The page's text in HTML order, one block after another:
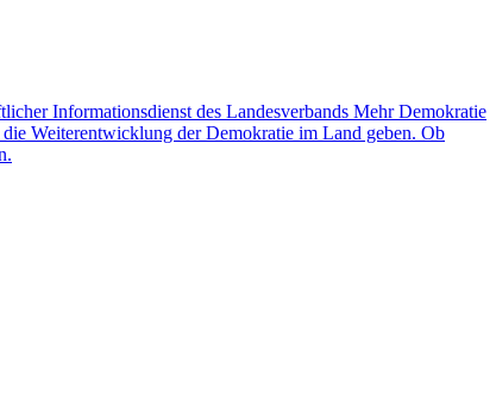
Informationsdienst des Landesverbands Mehr Demokratie
Weiterentwicklung der Demokratie im Land geben. Ob